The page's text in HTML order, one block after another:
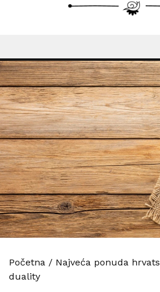
Početna / Najveća ponuda
duality